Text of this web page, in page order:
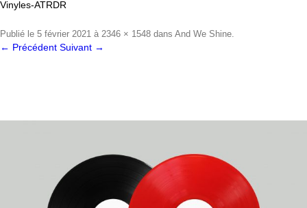
Vinyles-ATRDR
Publié le 5 février 2021 à 2346 × 1548 dans And We Shine.
← Précédent Suivant →